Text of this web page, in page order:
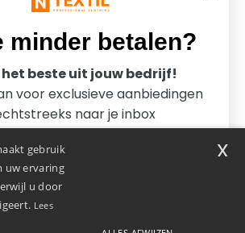
gebruik
uw ervaring
u door
Lees
x
minder betalen?
beste uit jouw bedrijf!
voor exclusieve aanbiedingen
naar je inbox